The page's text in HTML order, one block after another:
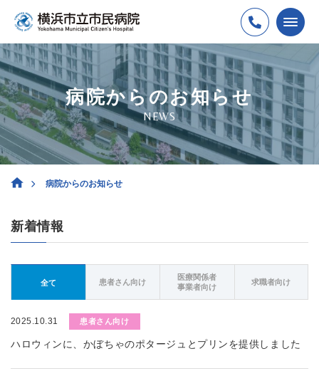
病院からのお知らせ
NEWS
病院からのお知らせ
新着情報
全て 患者さん向け
医療関係者
事業者向け
求職者向け
2025.10.31 患者さん向け
ハロウィンに、かぼちゃのポタージュとプリンを提供しました